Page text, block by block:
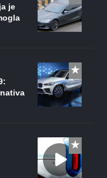
je